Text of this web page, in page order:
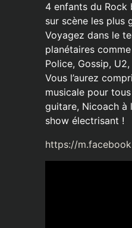
4 enfants du Rock
sur scène les plus
Voyagez dans le
planétaires
Police, Gossip,
Vous l’aurez
musicale pour
guitare, Nicoach à
show électrisant !
https://